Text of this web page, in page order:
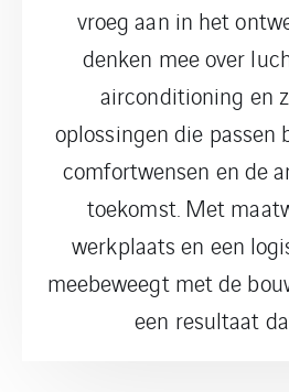
vroeg aan in het
denken mee over
airconditioning en
oplossingen die passen
comfortwensen en de
toekomst. Met
werkplaats en een
meebeweegt met de
een resultaat